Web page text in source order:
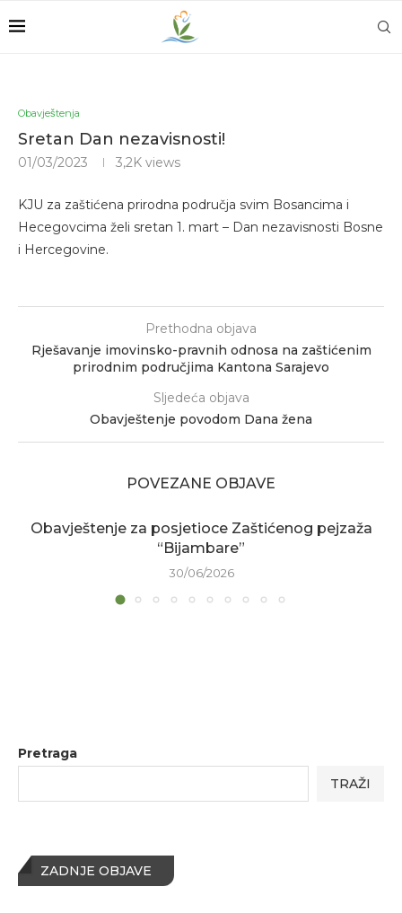
Obavještenja
Sretan Dan nezavisnosti!
01/03/2023 3,2K views
KJU za zaštićena prirodna područja svim Bosancima i
Hecegovcima želi sretan 1. mart – Dan nezavisnosti Bosne
i Hercegovine.
Prethodna objava
Rješavanje imovinsko-pravnih odnosa na zaštićenim
prirodnim područjima Kantona Sarajevo
Sljedeća objava
Obavještenje povodom Dana žena
POVEZANE OBJAVE
Obavještenje za posjetioce Zaštićenog pejzaža
“Bijambare”
30/06/2026
Pretraga
TRAŽI
ZADNJE OBJAVE